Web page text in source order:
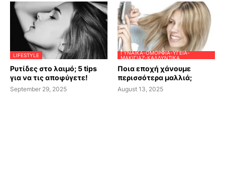
LIFESTYLE
Ρυτίδες στο λαιμό; 5 tips
για να τις αποφύγετε!
September 29, 2025
ΓΥΝΑΊΚΑ-ΟΜΟΡΦΙΆ-ΥΓΕΊΑ-
ΜΑΚΙΓΙΆΖ-ΚΑΛΛΥΝΤΙΚΆ
Ποια εποχή χάνουμε
περισσότερα μαλλιά;
August 13, 2025